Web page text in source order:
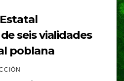
seis vialidades
poblana